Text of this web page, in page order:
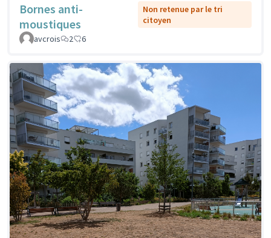
Bornes anti-
moustiques
Non retenue par le tri
citoyen
avcrois
2 6